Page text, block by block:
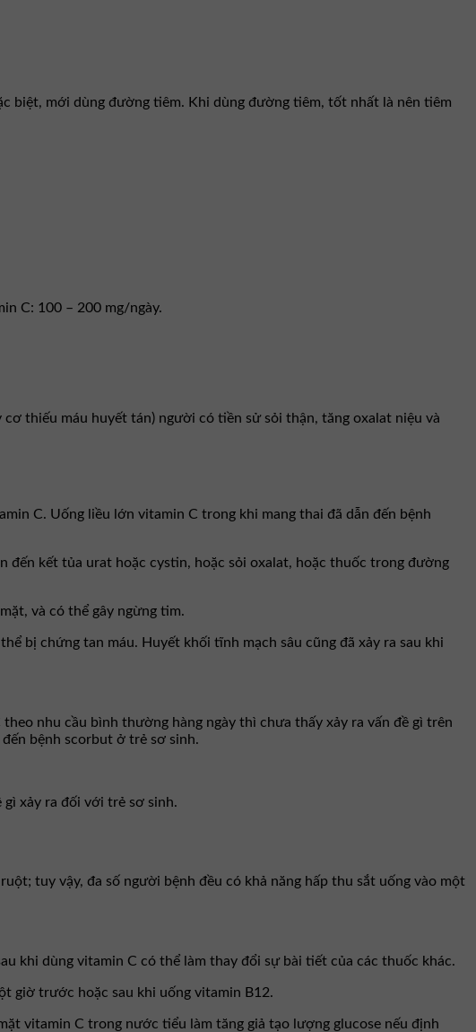
biệt, mới dùng đường tiêm. Khi dùng đường tiêm, tốt nhất là nên tiêm
C: 100 – 200 mg/ngày.
thiếu máu huyết tán) người có tiền sử sỏi thận, tăng oxalat niệu và
C. Uống liều lớn vitamin C trong khi mang thai đã dẫn đến bệnh
đến kết tủa urat hoặc cystin, hoặc sỏi oxalat, hoặc thuốc trong đường
và có thể gây ngừng tim.
bị chứng tan máu. Huyết khối tĩnh mạch sâu cũng đã xảy ra sau khi
nhu cầu bình thường hàng ngày thì chưa thấy xảy ra vấn đề gì trên
bệnh scorbut ở trẻ sơ sinh.
xảy ra đối với trẻ sơ sinh.
tuy vậy, đa số người bệnh đều có khả năng hấp thu sắt uống vào một
khi dùng vitamin C có thể làm thay đổi sự bài tiết của các thuốc khác.
giờ trước hoặc sau khi uống vitamin B12.
vitamin C trong nước tiểu làm tăng giả tạo lượng glucose nếu định